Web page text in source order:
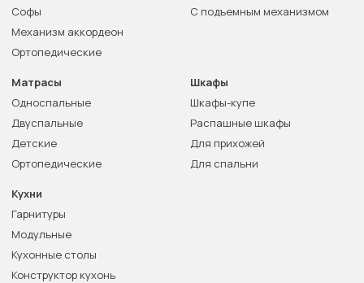
Софы
Механизм аккордеон
Ортопедические
С подъемным механизмом
Матрасы
Односпальные
Двуспальные
Детские
Ортопедические
Шкафы
Шкафы-купе
Распашные шкафы
Для прихожей
Для спальни
Кухни
Гарнитуры
Модульные
Кухонные столы
Конструктор кухонь